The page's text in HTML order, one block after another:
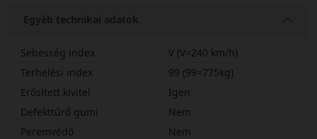
Egyéb technikai adatok
Sebesség index
V (V=240 km/h)
Terhelési index
99 (99=775kg)
Erősített kivitel
Igen
Defekttűrő gumi
Nem
Peremvédő
Nem